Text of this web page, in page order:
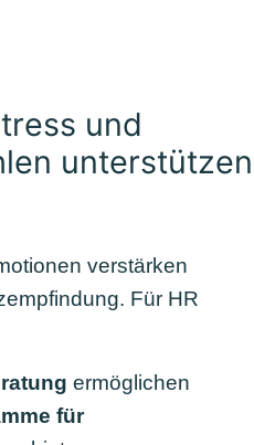
und
unterstützen
verstärken
Für HR
ermöglichen
für